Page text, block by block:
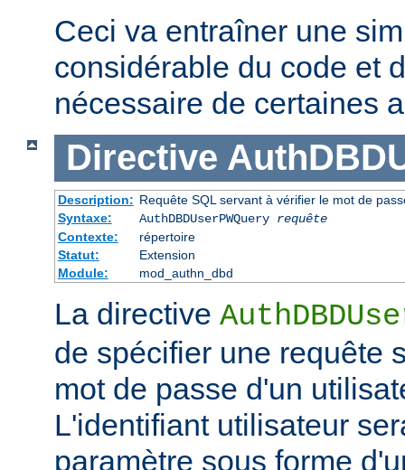
Ceci va entraîner une
considérable du code et
nécessaire de certaines
Directive
Description: Requête SQL servant à vérifier le mot de
Syntaxe:
AuthDBDUserPWQuery requête
Contexte:
répertoire
Statut:
Extension
Module:
mod_authn_dbd
La directive
de spécifier une requête
mot de passe d'un
L'identifiant utilisateur
paramètre sous forme